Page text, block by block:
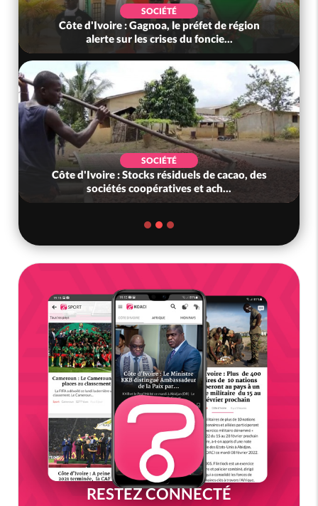
SOCIÉTÉ
Côte d'Ivoire : Gagnoa, le préfet de région
alerte sur les crises du foncie...
SOCIÉTÉ
Côte d'Ivoire : Stocks résiduels de cacao, des
sociétés coopératives et ach...
RESTEZ CONNECTÉ